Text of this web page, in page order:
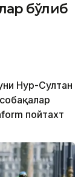
бўлиб
Нур-Султан
пойтахт